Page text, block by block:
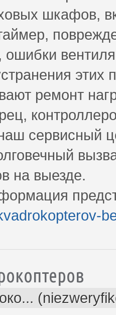
шкафов,
ошибки
ремонт
сервисный
на выезде.